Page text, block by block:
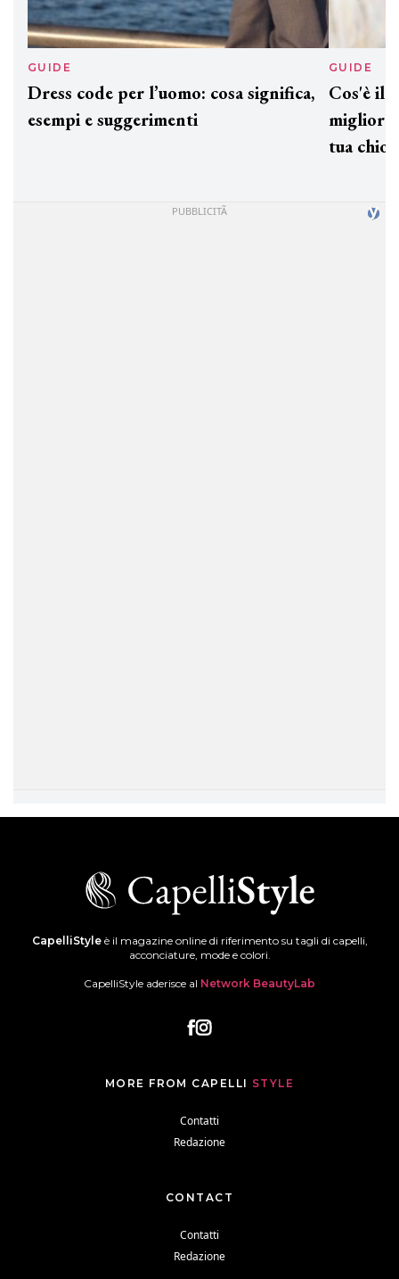
GUIDE
Dress code per l’uomo: cosa significa,
esempi e suggerimenti
GUIDE
tua
CapelliStyleè il magazine online di riferimento su tagli di capelli,
acconciature, mode e colori.
CapelliStyle aderisce al Network BeautyLab
MORE FROM CAPELLI STYLE
Contatti
Redazione
CONTACT
Contatti
Redazione